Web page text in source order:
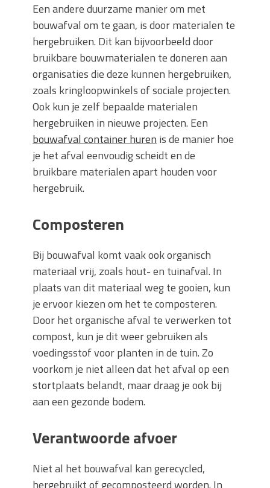
Een andere duurzame manier om met
bouwafval om te gaan, is door materialen te
hergebruiken. Dit kan bijvoorbeeld door
bruikbare bouwmaterialen te doneren aan
organisaties die deze kunnen hergebruiken,
zoals kringloopwinkels of sociale projecten.
Ook kun je zelf bepaalde materialen
hergebruiken in nieuwe projecten. Een
bouwafval container huren is de manier hoe
je het afval eenvoudig scheidt en de
bruikbare materialen apart houden voor
hergebruik.
Composteren
Bij bouwafval komt vaak ook organisch
materiaal vrij, zoals hout- en tuinafval. In
plaats van dit materiaal weg te gooien, kun
je ervoor kiezen om het te composteren.
Door het organische afval te verwerken tot
compost, kun je dit weer gebruiken als
voedingsstof voor planten in de tuin. Zo
voorkom je niet alleen dat het afval op een
stortplaats belandt, maar draag je ook bij
aan een gezonde bodem.
Verantwoorde afvoer
Niet al het bouwafval kan gerecycled,
hergebruikt of gecomposteerd worden. In